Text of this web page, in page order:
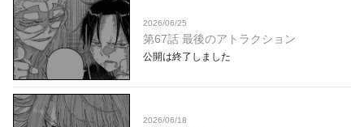
2026/06/25
第67話 最後のアトラクション
公開は終了しました
2026/06/18